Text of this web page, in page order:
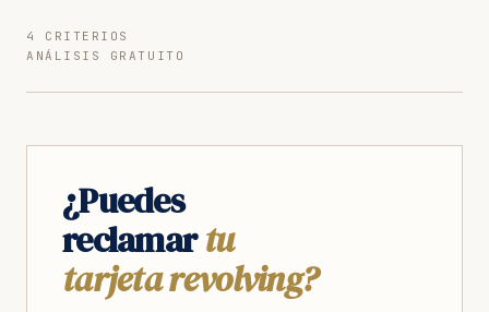
4 CRITERIOS
ANÁLISIS GRATUITO
¿Puedes
reclamartu
tarjeta revolving?